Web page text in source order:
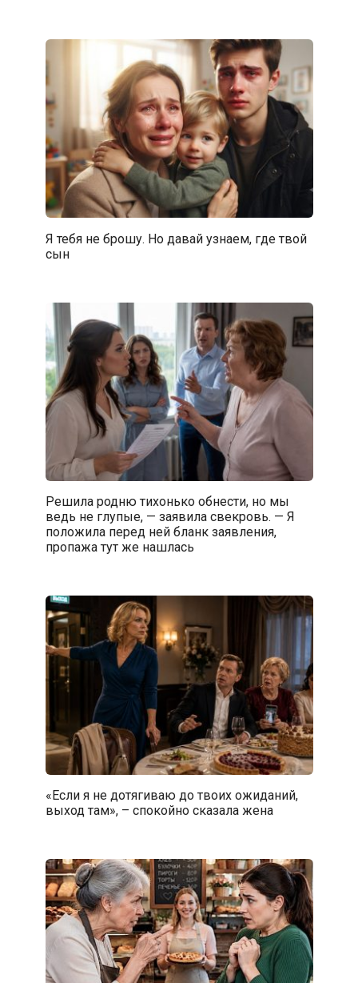
Я тебя не брошу. Но давай узнаем, где твой
сын
Решила родню тихонько обнести, но мы
ведь не глупые, — заявила свекровь. — Я
положила перед ней бланк заявления,
пропажа тут же нашлась
«Если я не дотягиваю до твоих ожиданий,
выход там», – спокойно сказала жена